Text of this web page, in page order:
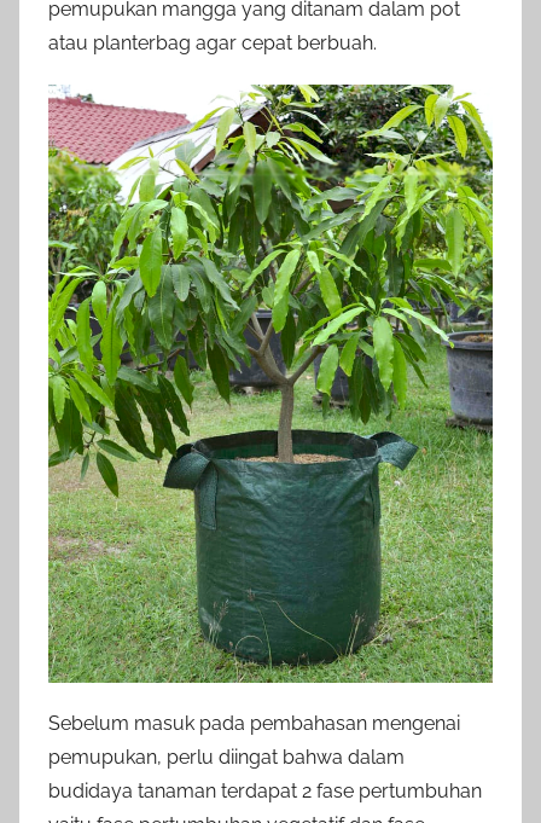
pemupukan mangga yang ditanam dalam pot
atau planterbag agar cepat berbuah.
Sebelum masuk pada pembahasan mengenai
pemupukan, perlu diingat bahwa dalam
budidaya tanaman terdapat 2 fase pertumbuhan